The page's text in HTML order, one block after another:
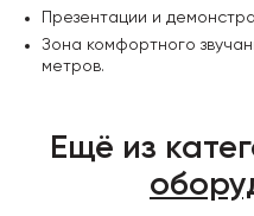
Презентации и
Зона комфортного
метров.
Ещё из